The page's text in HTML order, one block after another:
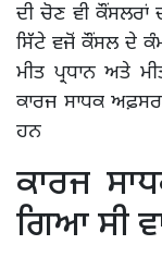
ਦੀ ਚੋਣ ਵੀ ਕੌਂਸਲਰਾਂ
ਸਿੱਟੇ ਵਜੋਂ ਕੌਂਸਲ ਦੇ ਕੰਮ
ਮੀਤ ਪ੍ਰਧਾਨ ਅਤੇ
ਕਾਰਜ ਸਾਧਕ
ਹਨ
ਕਾਰਜ
ਗਿਆ ਸੀ